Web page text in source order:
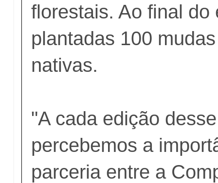
florestais. Ao final do
plantadas 100
nativas.
"A cada edição
percebemos a
parceria entre a